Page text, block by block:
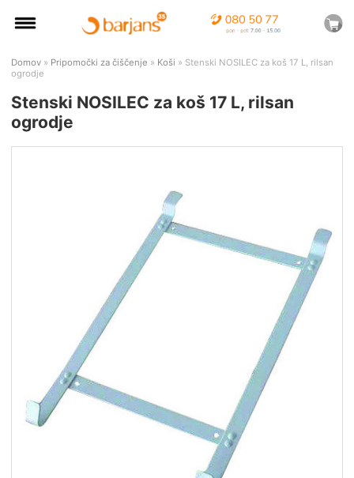
Domov » Pripomočki za čiščenje » Koši » Stenski NOSILEC za koš 17 L, rilsan
ogrodje
Stenski NOSILEC za koš 17 L, rilsan
ogrodje